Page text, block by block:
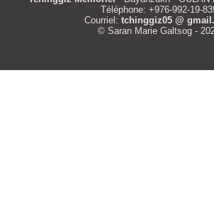
Téléphone: +976-992-19-
Courriel: tchinggiz05 @
© Saran Marie Galtsog -